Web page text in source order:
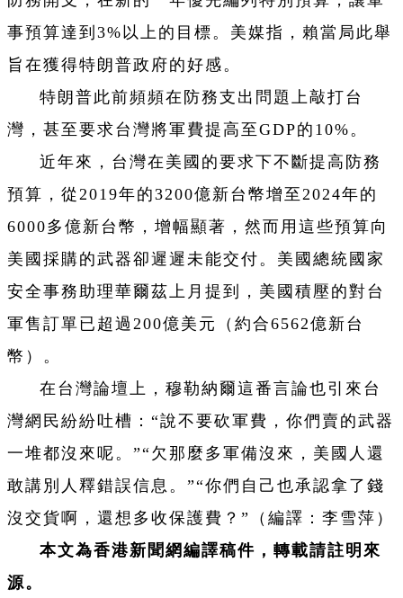
事預算達到3%以上的目標。美媒指，賴當局此舉
旨在獲得特朗普政府的好感。
特朗普此前頻頻在防務支出問題上敲打台
灣，甚至要求台灣將軍費提高至GDP的10%。
近年來，台灣在美國的要求下不斷提高防務
預算，從2019年的3200億新台幣增至2024年的
6000多億新台幣，增幅顯著，然而用這些預算向
美國採購的武器卻遲遲未能交付。美國總統國家
安全事務助理華爾茲上月提到，美國積壓的對台
軍售訂單已超過200億美元（約合6562億新台
幣）。
在台灣論壇上，穆勒納爾這番言論也引來台
灣網民紛紛吐槽：“說不要砍軍費，你們賣的武器
一堆都沒來呢。”“欠那麼多軍備沒來，美國人還
敢講別人釋錯誤信息。”“你們自己也承認拿了錢
沒交貨啊，還想多收保護費？”（編譯：李雪萍）
本文為香港新聞網編譯稿件，轉載請註明來
源。